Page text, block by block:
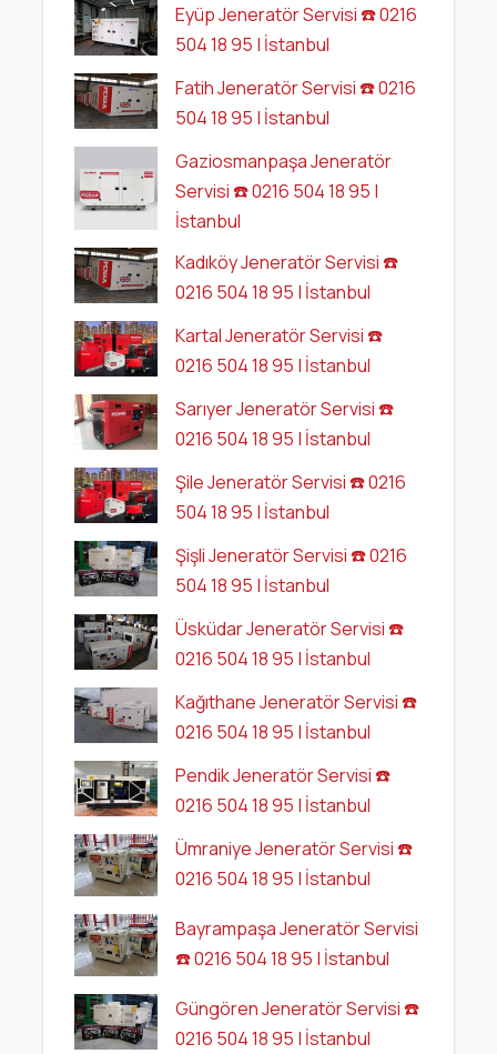
Eyüp Jeneratör Servisi ☎️ 0216
504 18 95 | İstanbul
Fatih Jeneratör Servisi ☎️ 0216
504 18 95 | İstanbul
Gaziosmanpaşa Jeneratör
Servisi ☎️ 0216 504 18 95 |
İstanbul
Kadıköy Jeneratör Servisi ☎️
0216 504 18 95 | İstanbul
Kartal Jeneratör Servisi ☎️
0216 504 18 95 | İstanbul
Sarıyer Jeneratör Servisi ☎️
0216 504 18 95 | İstanbul
Şile Jeneratör Servisi ☎️ 0216
504 18 95 | İstanbul
Şişli Jeneratör Servisi ☎️ 0216
504 18 95 | İstanbul
Üsküdar Jeneratör Servisi ☎️
0216 504 18 95 | İstanbul
Kağıthane Jeneratör Servisi ☎️
0216 504 18 95 | İstanbul
Pendik Jeneratör Servisi ☎️
0216 504 18 95 | İstanbul
Ümraniye Jeneratör Servisi ☎️
0216 504 18 95 | İstanbul
Bayrampaşa Jeneratör Servisi
☎️ 0216 504 18 95 | İstanbul
Güngören Jeneratör Servisi ☎️
0216 504 18 95 | İstanbul